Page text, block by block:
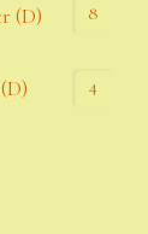
(D) 8
4